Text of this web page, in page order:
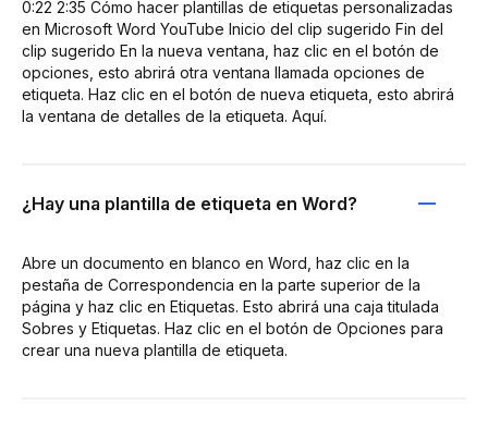
0:22 2:35 Cómo hacer plantillas de etiquetas personalizadas
en Microsoft Word YouTube Inicio del clip sugerido Fin del
clip sugerido En la nueva ventana, haz clic en el botón de
opciones, esto abrirá otra ventana llamada opciones de
etiqueta. Haz clic en el botón de nueva etiqueta, esto abrirá
la ventana de detalles de la etiqueta. Aquí.
¿Hay una plantilla de etiqueta en Word?
Abre un documento en blanco en Word, haz clic en la
pestaña de Correspondencia en la parte superior de la
página y haz clic en Etiquetas. Esto abrirá una caja titulada
Sobres y Etiquetas. Haz clic en el botón de Opciones para
crear una nueva plantilla de etiqueta.